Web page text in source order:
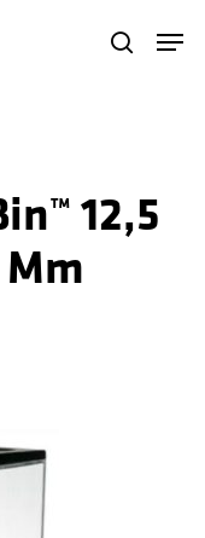
search
12,5